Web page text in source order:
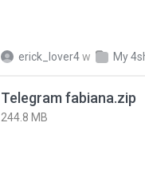
erick_lover4w My
Telegram fabiana.zip
244.8 MB